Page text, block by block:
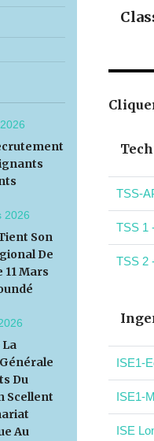
2026
2026
Son
De
11 Mars
La
Du
Scellent
Au
TSS-
TSS 1
TSS 2
ISE1-
ISE1-
ISE